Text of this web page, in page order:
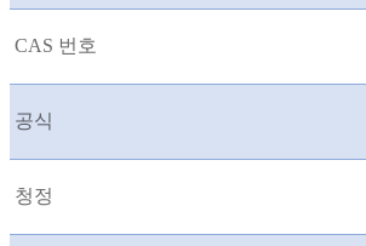
CAS 번호
공식
청정